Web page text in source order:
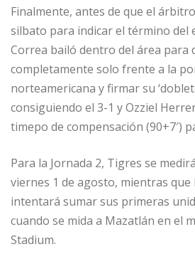
Finalmente, antes de que el
silbato para indicar el término del
Correa bailó dentro del área para
completamente solo frente a la
norteamericana y firmar su
consiguiendo el 3-1 y Ozziel
timepo de compensación (90+7′)
Para la Jornada 2, Tigres se
viernes 1 de agosto, mientras
intentará sumar sus primeras
cuando se mida a Mazatlán en el
Stadium.